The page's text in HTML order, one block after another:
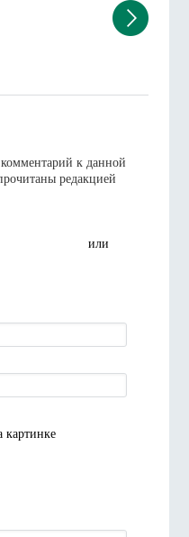
к данной
редакцией
или
картинке